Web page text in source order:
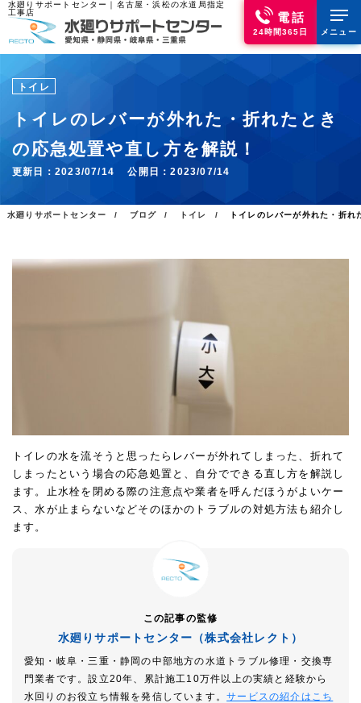
水廻りサポートセンター｜名古屋・浜松の水道局指定
工事店
電話
24時間365日 メニュー
トイレ
トイレのレバーが外れた・折れたとき
の応急処置や直し方を解説！
更新日： 2023/07/14 公開日：2023/07/14
水廻りサポートセンター ブログ トイレ トイレのレバーが外れた・折
トイレの水を流そうと思ったらレバーが外れてしまった、折れて
しまったという場合の応急処置と、自分でできる直し方を解説し
ます。止水栓を閉める際の注意点や業者を呼んだほうがよいケー
ス、水が止まらないなどそのほかのトラブルの対処方法も紹介し
ます。
この記事の監修
水廻りサポートセンター（株式会社レクト）
愛知・岐阜・三重・静岡の中部地方の水道トラブル修理・交換専
門業者です。設立20年、累計施工10万件以上の実績と経験から
水回りのお役立ち情報を発信しています。サービスの紹介はこち